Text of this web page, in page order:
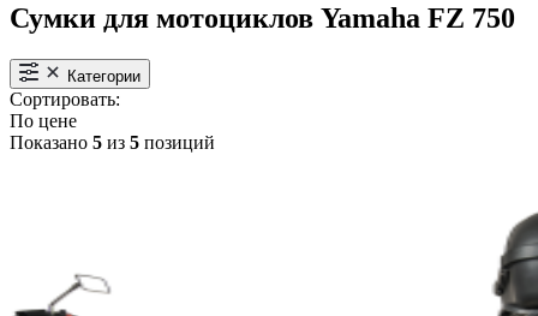
Сумки для мотоциклов Yamaha FZ 750
Категории
Сортировать:
По цене
Показано 5 из 5 позиций